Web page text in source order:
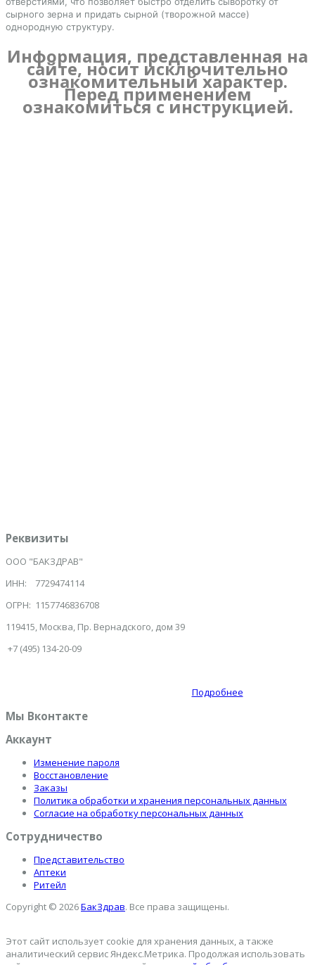
сырного зерна и придать сырной (творожной массе)
однородную структуру.
Информация, представленная на
сайте, носит исключительно
ознакомительный характер.
Перед применением
ознакомиться с инструкцией.
Реквизиты
ООО "БАКЗДРАВ"
ИНН: 7729474114
ОГРН: 1157746836708
119415, Москва, Пр. Вернадского, дом 39
+7 (495) 134-20-09
Подробнее
Мы Вконтакте
Аккаунт
Изменение пароля
Восстановление
Заказы
Политика обработки и хранения персональных данных
Согласие на обработку персональных данных
Сотрудничество
Представительство
Аптеки
Ритейл
Copyright © 2026БакЗдрав. Все права защищены.
Этот сайт использует cookie для хранения данных, а также
аналитический сервис Яндекс.Метрика. Продолжая использовать